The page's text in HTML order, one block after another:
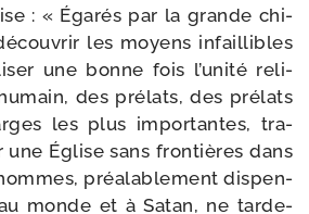
: « Égarés par la grande chi­
les moyens infaillibles
une bonne fois l’u­ni­té reli­
des pré­lats, des pré­lats
les plus impor­tantes, tra­
Église sans fron­tières dans
préa­la­ble­ment dis­pen­
monde et à Satan, ne tar­de­